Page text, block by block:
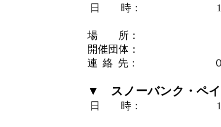
日 時： 11月2日
場 所： イベント
開催団体： 渋谷
連 絡 先： ０３－
▼ スノーバンク・ペ
日 時： 11月7日